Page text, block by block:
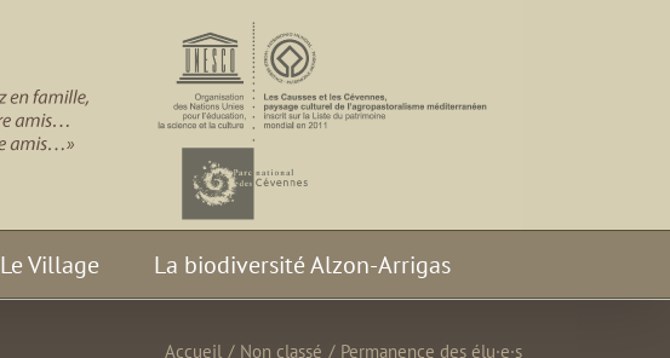
Le Village La biodiversité Alzon-Arrigas
Accueil / Non classé / Permanence des élu·e·s